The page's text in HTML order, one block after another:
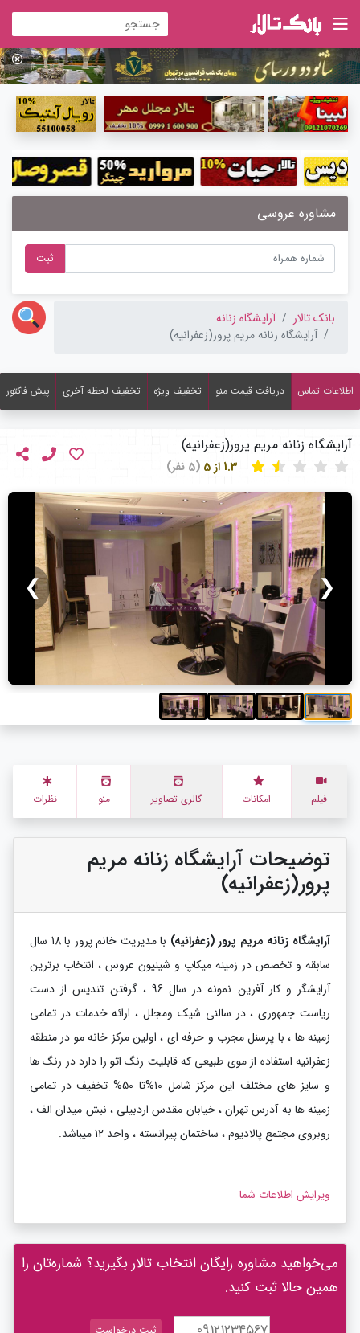
مشاوره عروسی
ثبت
بانک تالار
آرایشگاه زنانه
آرایشگاه زنانه مریم پرور(زعفرانیه)
اطلاعات تماس دریافت قیمت منو تخفیف ویژه تخفیف لحظه آخری پیش فاکتور
آرایشگاه زنانه مریم پرور(زعفرانیه)
(5 نفر)
❮
❯
فیلم امکانات گالری تصاویر منو نظرات
توضیحات آرایشگاه زنانه مریم
پرور(زعفرانیه)
آرایشگاه زنانه مریم پرور (زعفرانیه)
با مدیریت خانم پرور با 18 سال
سابقه و تخصص در زمینه میکاپ و شینیون عروس ، انتخاب برترین
آرایشگر و کار آفرین نمونه در سال 96 ، گرفتن تندیس از دست
ریاست جمهوری ، در سالنی شیک ومجلل ، ارائه خدمات در تمامی
زمینه ها ، با پرسنل مجرب و حرفه ای ، اولین مرکز خانه مو در منطقه
زعفرانیه استفاده از موی طبیعی که قابلیت رنگ اتو را دارد در رنگ ها
و سایز های مختلف این مرکز شامل 10%تا 50% تخفیف در تمامی
زمینه ها به آدرس تهران ، خیابان مقدس اردبیلی ، نبش میدان الف ،
روبروی مجتمع پالادیوم ، ساختمان پیرانسته ، واحد 12 میباشد.
ویرایش اطلاعات شما
می‌خواهید مشاوره رایگان انتخاب تالار بگیرید؟ شماره‌تان را
همین حالا ثبت کنید.